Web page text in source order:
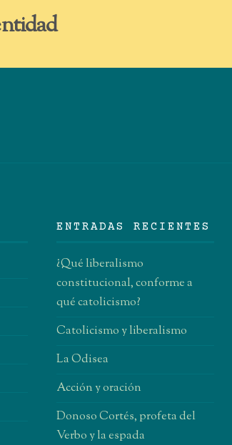
ENTRADAS RECIENTES
¿Qué liberalismo
constitucional, conforme a
qué catolicismo?
Catolicismo y liberalismo
La Odisea
Acción y oración
Donoso Cortés, profeta del
Verbo y la espada